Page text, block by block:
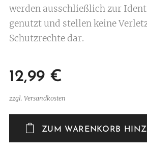
werden ausschließlich zur
genutzt und stellen keine
Schutzrechte dar.
12,99 €
zzgl. Versandkosten
ZUM WARENKORB